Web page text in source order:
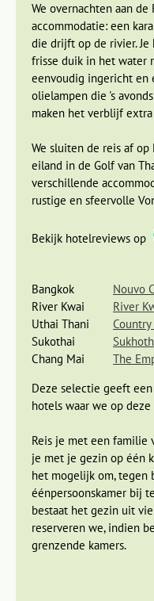
plaatsje Nam Tok. Dan
verblijf voor de
avontuurlijke,
bamboevlotten
jungle op de rivier
verfrissende duik.
Je kunt hier heerlijk
liggen midden in de
een wandeling door de
verfrissende duik kunt
avonturiers lopen nog
's Avonds kun je in je
omgeving in je
stromende water.
We overnachten aan
accommodatie: een
die drijft op de rivier.
frisse duik in het water
eenvoudig ingericht en
olielampen die 's
maken het verblijf
We sluiten de reis af op
eiland in de Golf van
verschillende
rustige en sfeervolle
Bekijk hotelreviews op
Bangkok
Nouvo
River Kwai
River
Uthai Thani
Sukothai
Chang Mai
The
Deze selectie geeft
hotels waar we op
Reis je met een familie
je met je gezin op één
het mogelijk om, tegen
éénpersoonskamer bij
bestaat het gezin uit
reserveren we, indien
grenzende kamers.